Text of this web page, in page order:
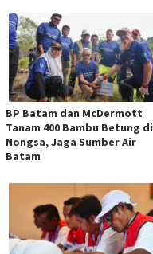
BP Batam dan McDermott
Tanam 400 Bambu Betung di
Nongsa, Jaga Sumber Air
Batam